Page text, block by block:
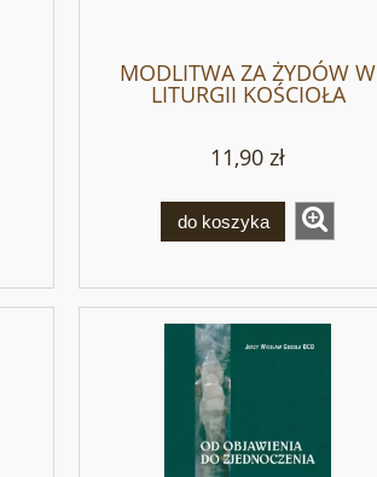
MODLITWA ZA ŻYDÓW W
LITURGII KOŚCIOŁA
11,90 zł
do koszyka